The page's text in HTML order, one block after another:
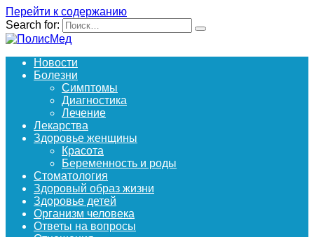
Перейти к содержанию
Search for:
Новости
Болезни
Симптомы
Диагностика
Лечение
Лекарства
Здоровье женщины
Красота
Беременность и роды
Стоматология
Здоровый образ жизни
Здоровье детей
Организм человека
Ответы на вопросы